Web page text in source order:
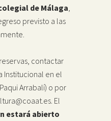
de Málaga
previsto a las
contactar
Institucional en el
Arrabalí) o por
El
estará abierto